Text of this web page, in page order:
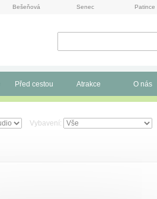
Bešeňová Senec Patince
Před cestou Atrakce O nás
Vybavení: